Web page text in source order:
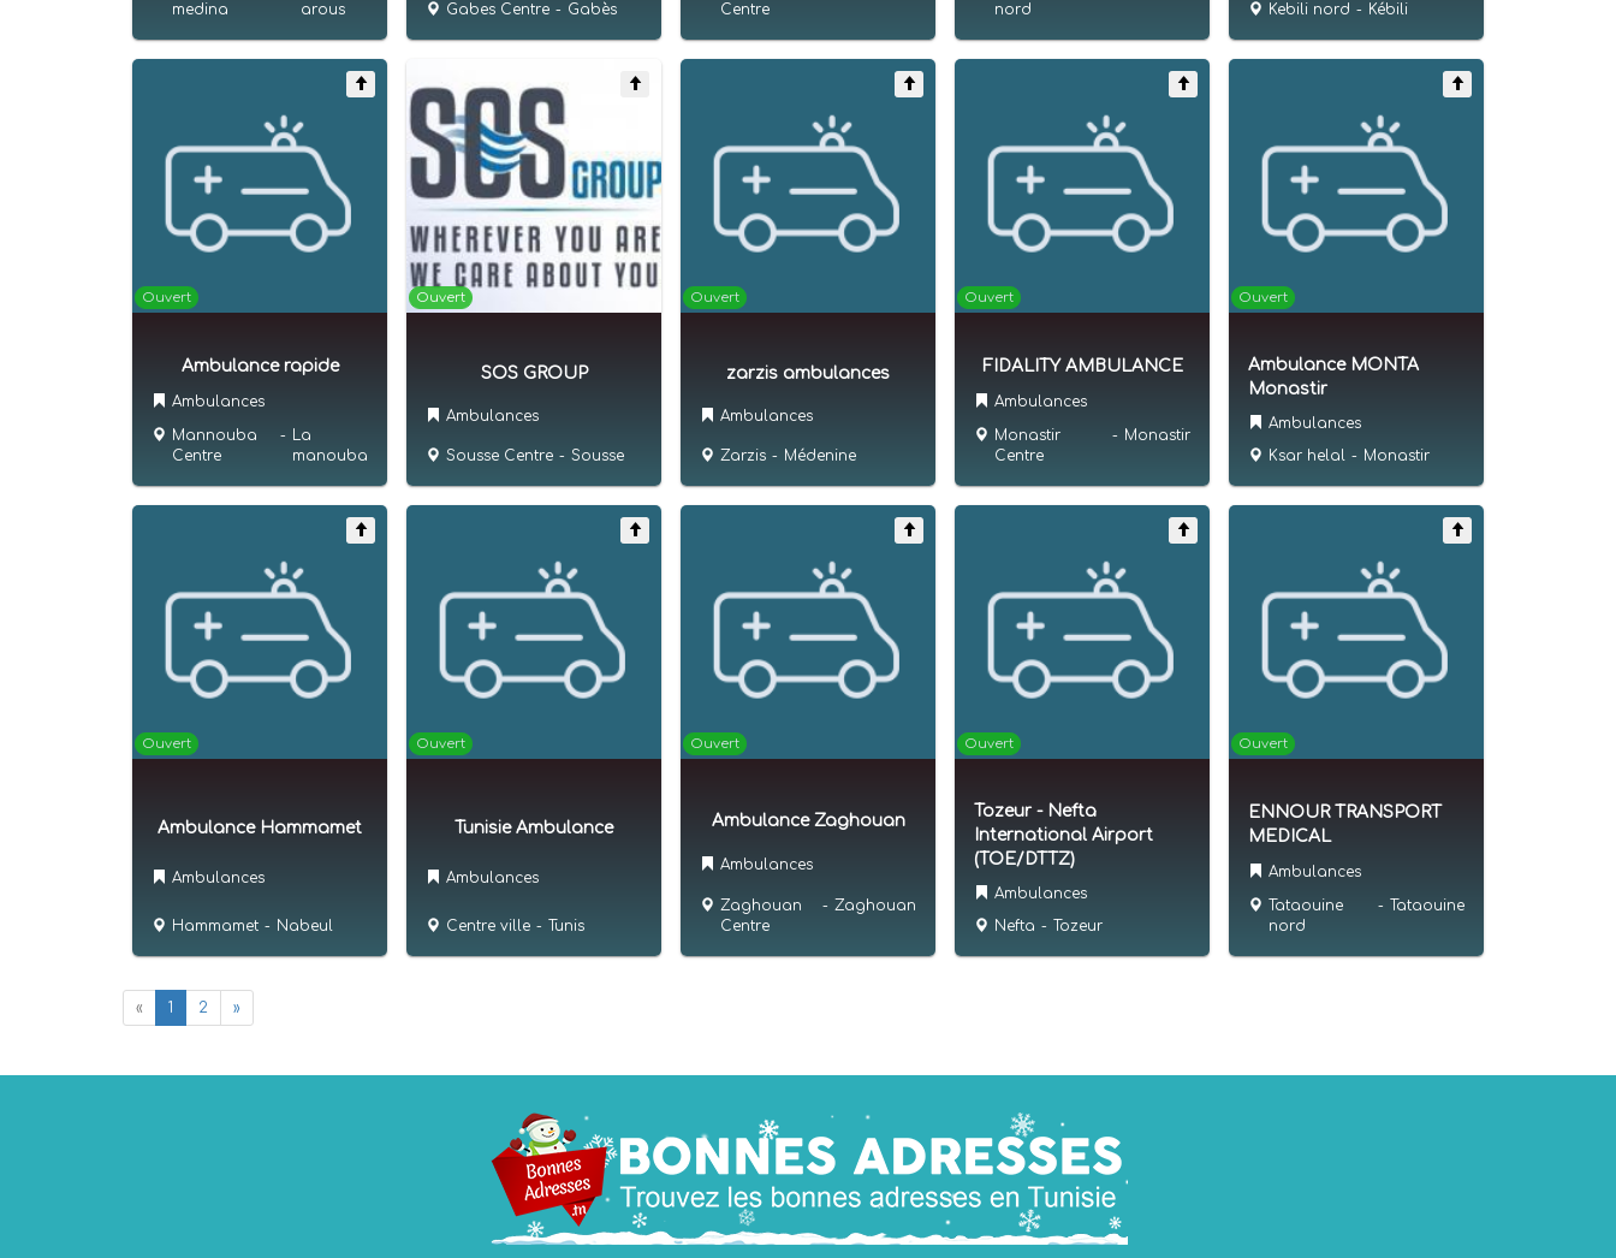
medina
arous
Gabes Centre - Gabès
Centre
nord
Kebili nord - Kébili
Ouvert
Ambulance rapide
Ambulances
Mannouba
Centre
- La
manouba
Ouvert
SOS GROUP
Ambulances
Sousse Centre - Sousse
Ouvert
zarzis ambulances
Ambulances
Zarzis - Médenine
Ouvert
FIDALITY AMBULANCE
Ambulances
Monastir
Centre
- Monastir
Ouvert
Ambulance MONTA
Monastir
Ambulances
Ksar helal - Monastir
Ouvert
Ambulance Hammamet
Ambulances
Hammamet - Nabeul
Ouvert
Tunisie Ambulance
Ambulances
Centre ville - Tunis
Ouvert
Ambulance Zaghouan
Ambulances
Zaghouan
Centre
- Zaghouan
Ouvert
Tozeur - Nefta
International Airport
(TOE/DTTZ)
Ambulances
Nefta - Tozeur
Ouvert
ENNOUR TRANSPORT
MEDICAL
Ambulances
Tataouine
nord
- Tataouine
« 1 2 »